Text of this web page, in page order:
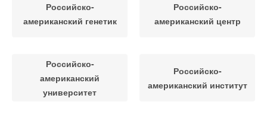
Российско-
американский генетик
Российско-
американский центр
Российско-
американский
университет
Российско-
американский институт